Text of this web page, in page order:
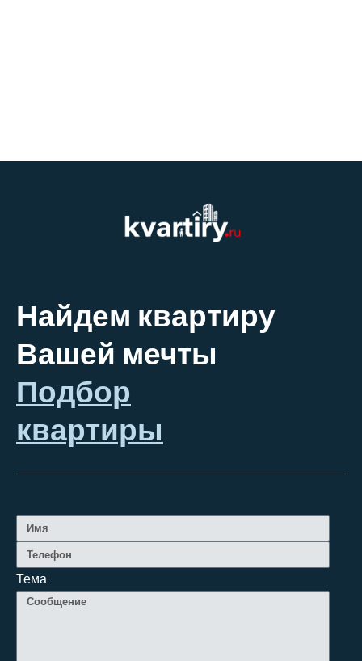
Найдем квартиру
Вашей мечты
Подбор
квартиры
Тема